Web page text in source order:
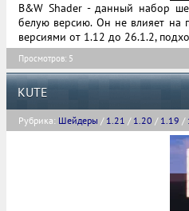
B&W Shader - данный набор
белую версию. Он не влияет на
версиями от 1.12 до 26.1.2,
Просмотров: 5
KUTE
Рубрика: Шейдеры / 1.21 / 1.20 / 1.19 /